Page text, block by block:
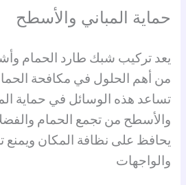
حماية المباني والأسطح
يعد تركيب شبك طارد الحمام
من أهم الحلول في مكافحة
تساعد هذه الوسائل في حماية
والأسطح من تجمع الحمام
يحافظ على نظافة المكان ويمنع
والواجهات